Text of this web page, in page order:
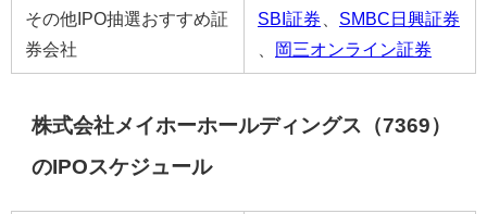
その他IPO抽選おすすめ証
券会社
SBI証券
SMBC日興証券
岡三オンライン証券
株式会社メイホーホールディングス（7369）
のIPOスケジュール